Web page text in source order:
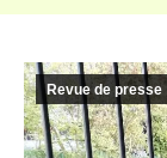
Revue de presse